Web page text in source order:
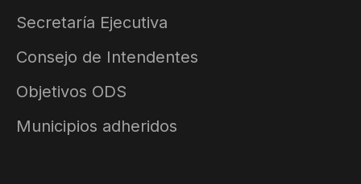
Secretaría Ejecutiva
Consejo de Intendentes
Objetivos ODS
Municipios adheridos